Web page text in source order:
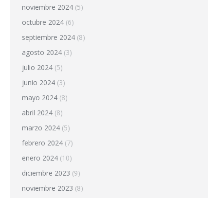
noviembre 2024 (5)
octubre 2024 (6)
septiembre 2024 (8)
agosto 2024 (3)
julio 2024 (5)
junio 2024 (3)
mayo 2024 (8)
abril 2024 (8)
marzo 2024 (5)
febrero 2024 (7)
enero 2024 (10)
diciembre 2023 (9)
noviembre 2023 (8)